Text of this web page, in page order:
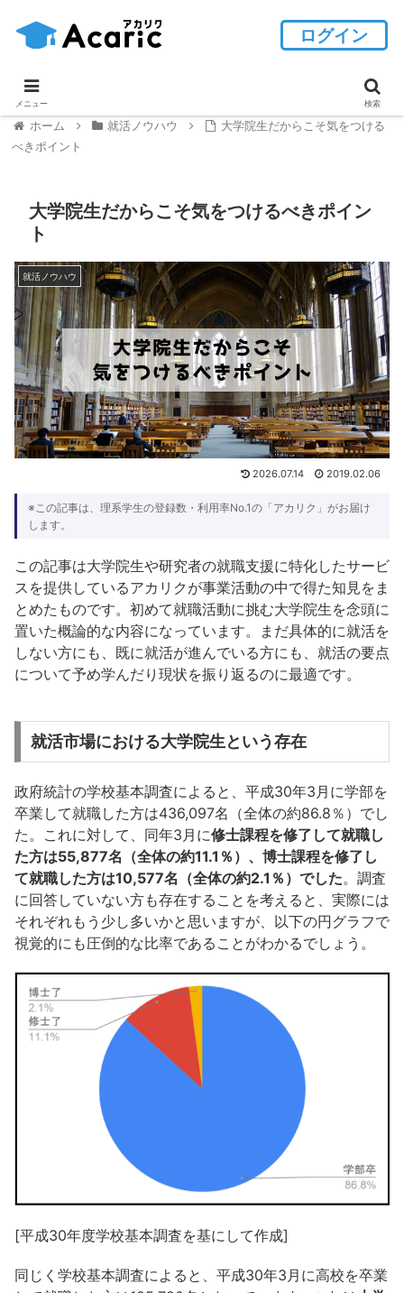
ホーム 就活ノウハウ
大学院生だからこそ気をつける
べきポイント
大学院生だからこそ気をつけるべきポイン
ト
就活ノウハウ
2026.07.14 2019.02.06
※この記事は、理系学生の登録数・利用率No.1の「アカリク」がお届け
します。
この記事は大学院生や研究者の就職支援に特化したサービ
スを提供しているアカリクが事業活動の中で得た知見をま
とめたものです。初めて就職活動に挑む大学院生を念頭に
置いた概論的な内容になっています。まだ具体的に就活を
しない方にも、既に就活が進んでいる方にも、就活の要点
について予め学んだり現状を振り返るのに最適です。
就活市場における大学院生という存在
政府統計の学校基本調査によると、平成30年3月に学部を
卒業して就職した方は436,097名（全体の約86.8％）でし
た。これに対して、同年3月に修士課程を修了して就職し
た方は55,877名（全体の約11.1％）、博士課程を修了し
て就職した方は10,577名（全体の約2.1％）でした。調査
に回答していない方も存在することを考えると、実際には
それぞれもう少し多いかと思いますが、以下の円グラフで
視覚的にも圧倒的な比率であることがわかるでしょう。
[平成30年度学校基本調査を基にして作成]
同じく学校基本調査によると、平成30年3月に高校を卒業
ログイン
メニュー 検索